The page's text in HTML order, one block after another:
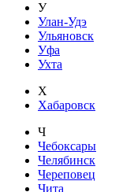
У
Улан-Удэ
Ульяновск
Уфа
Ухта
Х
Хабаровск
Ч
Чебоксары
Челябинск
Череповец
Чита